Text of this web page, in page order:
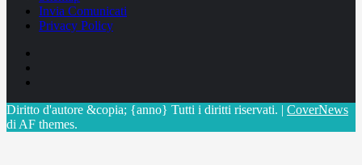
Invia Comunicati
Privacy Policy
Diritto d'autore &copia; {anno} Tutti i diritti riservati. | CoverNews
di AF themes.